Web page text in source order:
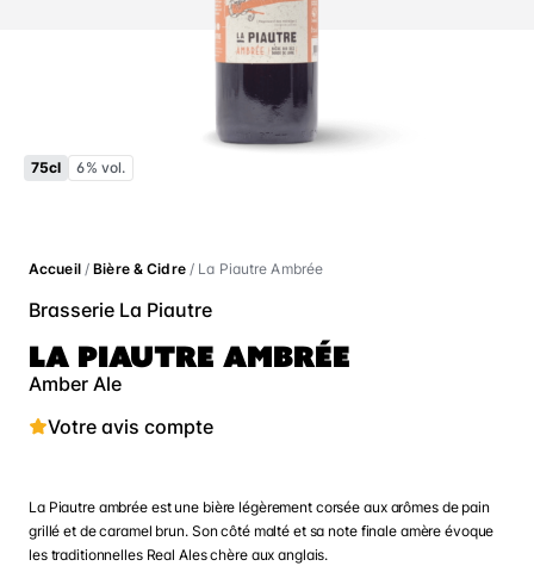
75cl 6% vol.
Accueil/Bière & Cidre/ La Piautre Ambrée
Brasserie La Piautre
LA PIAUTRE AMBRÉE
Amber Ale
Votre avis compte
La Piautre ambrée est une bière légèrement corsée aux arômes de pain
grillé et de caramel brun. Son côté malté et sa note finale amère évoque
les traditionnelles Real Ales chère aux anglais.